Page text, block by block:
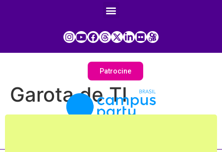
Patrocine
Garota de TI